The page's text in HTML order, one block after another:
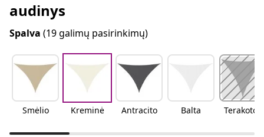
audinys
Spalva (19 galimų pasirinkimų)
Smėlio Kreminė Antracito Balta Terakotos